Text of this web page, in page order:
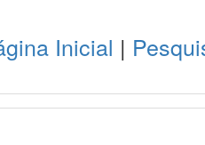
Inicial |